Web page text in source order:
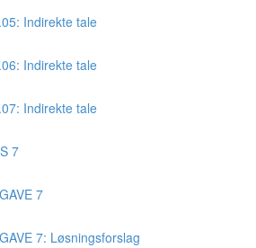
Indirekte tale
Indirekte tale
Indirekte tale
7
7
7: Løsningsforslag